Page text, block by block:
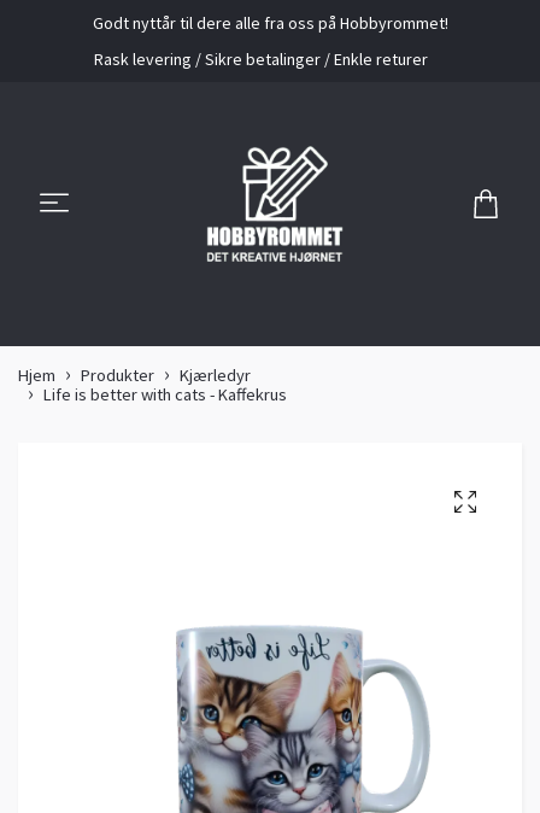
Godt nyttår til dere alle fra oss på Hobbyrommet!
Rask levering / Sikre betalinger / Enkle returer
Hjem Produkter
Kjærledyr
Life is better with cats - Kaffekrus